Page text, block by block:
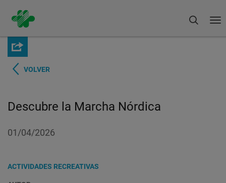
Pasar
contenido
principal
Buscar
VOLVER
Descubre la Marcha Nórdica
01/04/2026
ACTIVIDADES RECREATIVAS